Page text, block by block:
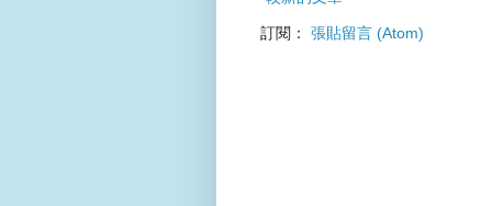
訂閱： 張貼留言 (Atom)